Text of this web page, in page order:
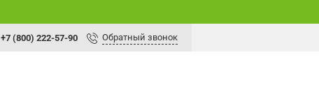
+7 (800) 222-57-90 Обратный звонок